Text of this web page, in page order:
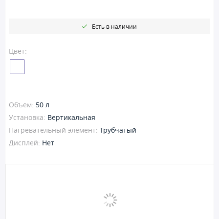
Цвет:
Есть в наличии
Объем: 50 л
Установка: Вертикальная
Нагревательный элемент: Трубчатый
Дисплей: Нет